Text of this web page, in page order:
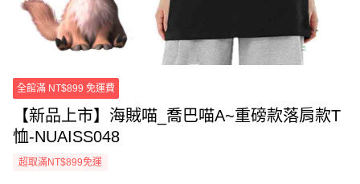
全館滿 NT$899 免運費
【新品上市】海賊喵_喬巴喵A~重磅款落肩款T
恤-NUAISS048
超取滿NT$899免運